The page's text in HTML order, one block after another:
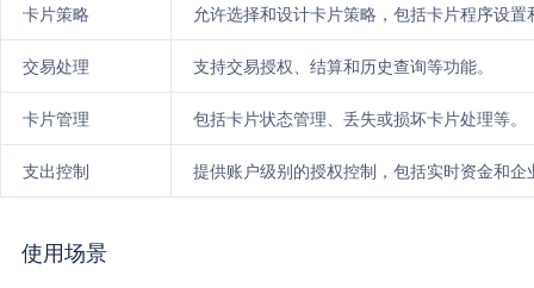
卡片策略 允许选择和设计卡片策略，包括卡片程序设置
交易处理 支持交易授权、结算和历史查询等功能。
卡片管理 包括卡片状态管理、丢失或损坏卡片处理等。
支出控制 提供账户级别的授权控制，包括实时资金和企
使用场景